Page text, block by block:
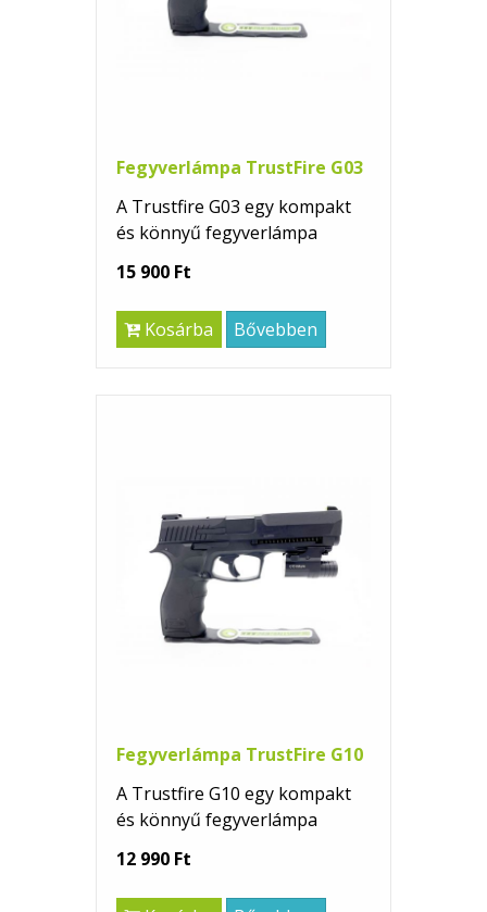
Fegyverlámpa TrustFire G03
A Trustfire G03 egy kompakt
és könnyű fegyverlámpa
15 900 Ft
Kosárba Bővebben
Fegyverlámpa TrustFire G10
A Trustfire G10 egy kompakt
és könnyű fegyverlámpa
12 990 Ft